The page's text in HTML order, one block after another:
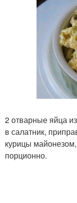
2 отварные яйца
в салатник,
курицы
порционно.